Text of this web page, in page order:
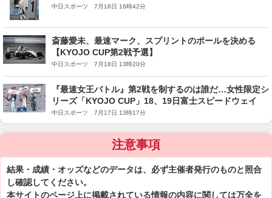
位チェッカー【第2戦スプリント】
中日スポーツ 7月18日 16時42分
斎藤愛未、最速マーク、スプリントのポールを決める
【KYOJO CUP第2戦予選】
中日スポーツ 7月18日 13時20分
『最速女王バトル』第2戦を制するのは誰だ…女性限定シ
リーズ「KYOJO CUP」18、19日富士スピードウェイ
中日スポーツ 7月17日 13時17分
注意事項
結果・成績・オッズなどのデータは、必ず主催者発行のものと照合
し確認してください。
本サイトのページ上に掲載されている情報の内容に関しては万全を